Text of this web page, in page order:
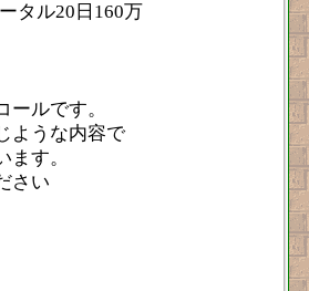
タル20日160万
ルです。
ような内容で
ます。
さい